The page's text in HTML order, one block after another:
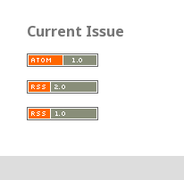
Current Issue